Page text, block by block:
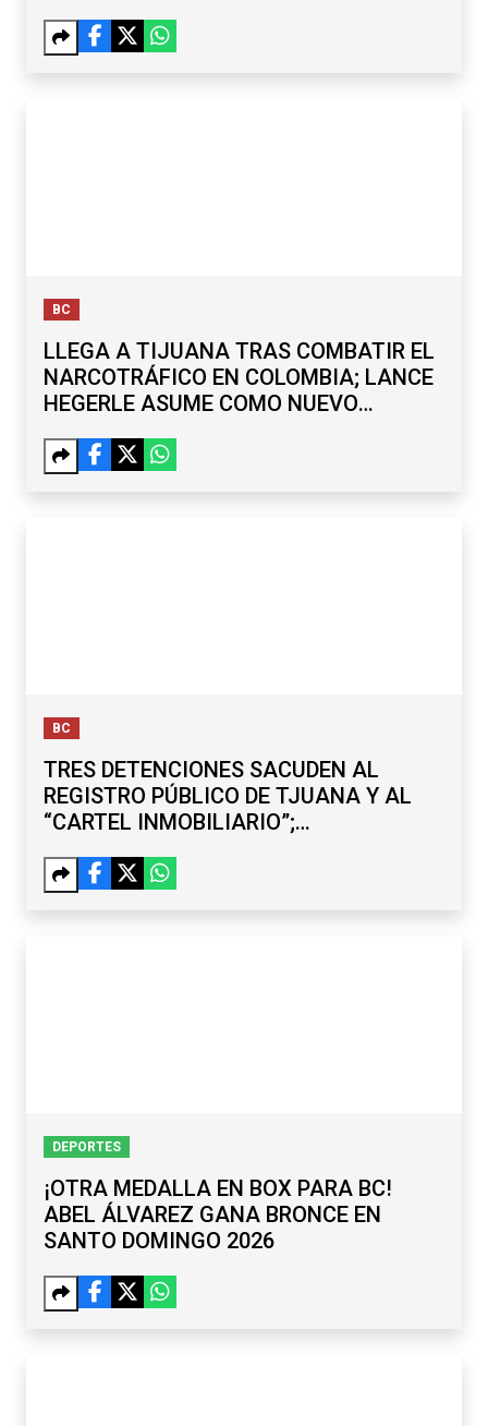
BC
LLEGA A TIJUANA TRAS COMBATIR EL
NARCOTRÁFICO EN COLOMBIA; LANCE
HEGERLE ASUME COMO NUEVO
BC
TRES DETENCIONES SACUDEN AL
REGISTRO PÚBLICO DE TJUANA Y AL
“CARTEL INMOBILIARIO”;
ENTRE LOS CAPTURADOS
DEPORTES
¡OTRA MEDALLA EN BOX PARA BC!
ABEL ÁLVAREZ GANA BRONCE EN
SANTO DOMINGO 2026